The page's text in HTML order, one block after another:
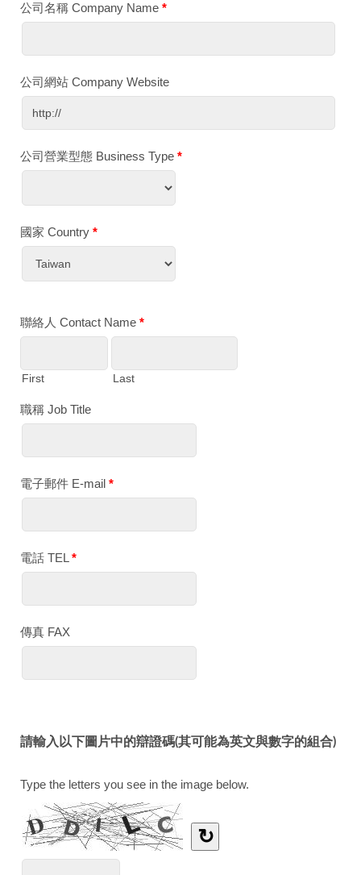
公司名稱 Company Name *
公司網站 Company Website
公司營業型態 Business Type *
國家 Country *
聯絡人 Contact Name *
First Last
職稱 Job Title
電子郵件 E-mail *
電話 TEL*
傳真 FAX
請輸入以下圖片中的辯證碼(其可能為英文與數字的組合)
Type the letters you see in the image below.
↻